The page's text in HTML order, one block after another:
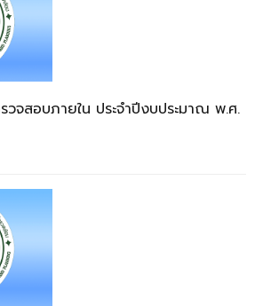
จสอบภายใน ประจำปีงบประมาณ พ.ศ.